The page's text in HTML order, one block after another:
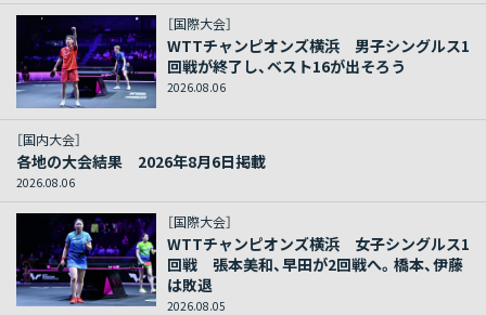
［国際大会］
WTTチャンピオンズ横浜 男子シングルス1
回戦が終了し、ベスト16が出そろう
2026.08.06
［国内大会］
各地の大会結果 2026年8月6日掲載
2026.08.06
［国際大会］
WTTチャンピオンズ横浜 女子シングルス1
回戦 張本美和、早田が2回戦へ。橋本、伊藤
は敗退
2026.08.05